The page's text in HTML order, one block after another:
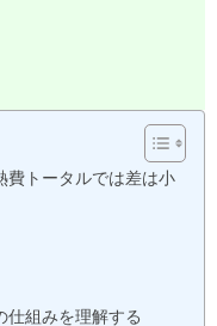
費トータルでは差は小
仕組みを理解する